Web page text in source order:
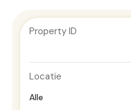
Property ID
Locatie
Alle